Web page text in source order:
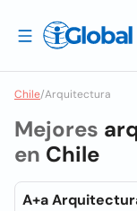
Chile/Arquitectura
Mejores
en Chile
A+a